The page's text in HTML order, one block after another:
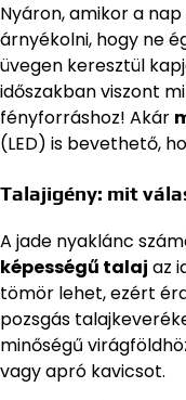
Nyáron, amikor a
árnyékolni, hogy ne
üvegen keresztül
időszakban viszont
fényforráshoz! Akár
(LED) is bevethető,
Talajigény: mit
A jade nyaklánc
képességű talaj az
tömör lehet, ezért
pozsgás
minőségű
vagy apró kavicsot.